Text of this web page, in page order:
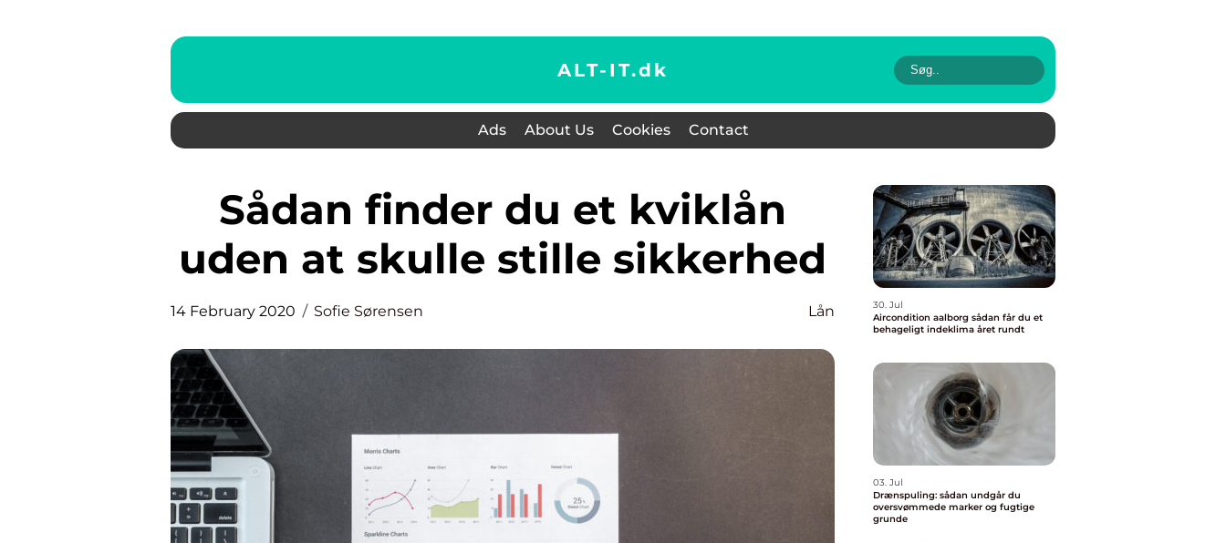
ALT-IT.dk
Ads About Us Cookies Contact
Sådan finder du et kviklån
uden at skulle stille sikkerhed
14 February 2020 Sofie Sørensen Lån
30. Jul
Aircondition aalborg sådan får du et
behageligt indeklima året rundt
03. Jul
Drænspuling: sådan undgår du
oversvømmede marker og fugtige
grunde